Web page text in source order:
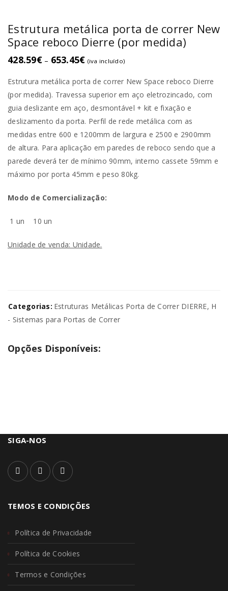
Estrutura metálica porta de correr New
Space reboco Dierre (por medida)
428.59€ – 653.45€ (iva incluído)
Estrutura metálica porta de correr New Space reboco Dierre
(por medida). Travessa superior em aço eletrozincado, com
guia deslizante em aço, desmontável + kit e fixação e
deslizamento da porta. Perfil de rede metálica com as
medidas entre 600 e 1200mm de largura e 2500 e 2900mm
de altura. Para aplicação em paredes de reboco sendo que a
parede deverá ter de mínimo 90mm, interno cassete 59mm e
máximo por porta 45mm e peso 80kg.
Modo de Comercialização:
1 un 10 un
Unidade de venda: Unidade.
Categorias: Estruturas Metálicas Porta de Correr DIERRE, H
- Sistemas para Portas de Correr
Opções Disponíveis:
SIGA-NOS
TEMOS E CONDIÇÕES
Política de Privacidade
Política de Cookies
Termos e Condições